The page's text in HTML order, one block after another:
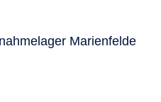
Marienfelde